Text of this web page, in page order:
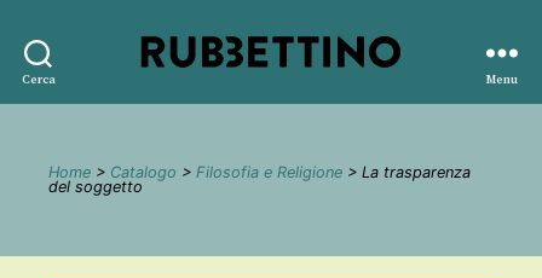
Cerca
editore
Menu
Home > Catalogo > Filosofia e Religione > La trasparenza
del soggetto